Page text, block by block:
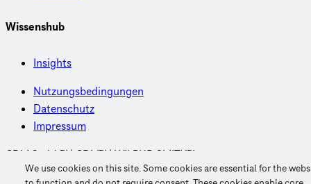
We use cookies on this site. Some cookies are essential for the
Wissenshub
Insights
Nutzungsbedingungen
Datenschutz
Impressum
CDM Smith™ | CDM™ | WILBUR SMITH™
© 2026 CDM Smith SE. Alle Rechte vorbehalten.